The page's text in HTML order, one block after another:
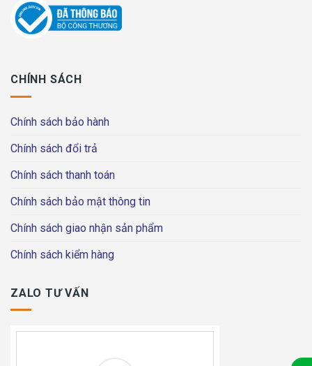
CHÍNH SÁCH
Chính sách bảo hành
Chính sách đổi trả
Chính sách thanh toán
Chính sách bảo mật thông tin
Chính sách giao nhận sản phẩm
Chính sách kiểm hàng
ZALO TƯ VẤN